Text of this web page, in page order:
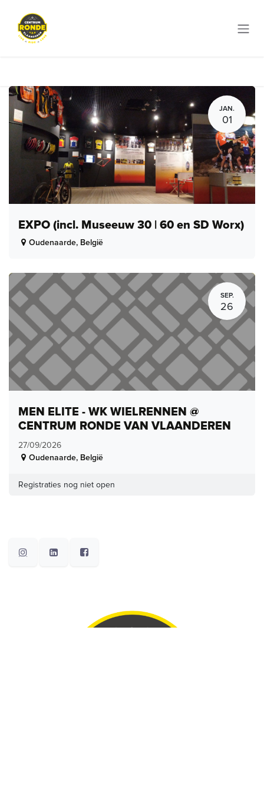
JAN.
01
EXPO (incl. Museeuw 30 | 60 en SD Worx)
Oudenaarde, België
SEP.
26
MEN ELITE - WK WIELRENNEN @
CENTRUM RONDE VAN VLAANDEREN
27/09/2026
Oudenaarde, België
Registraties nog niet open